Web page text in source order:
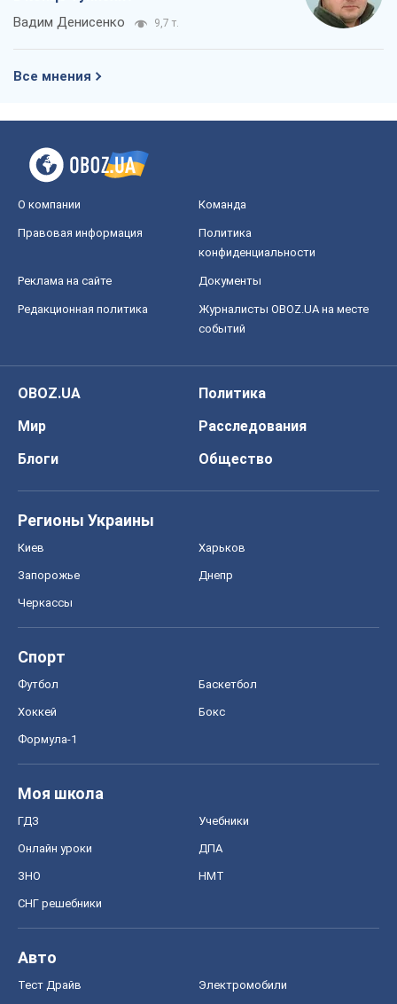
Вадим Денисенко 9,7 т.
Все мнения
О компании Команда
Правовая информация
Политика
конфиденциальности
Реклама на сайте Документы
Редакционная политика
Журналисты OBOZ.UA на месте
событий
OBOZ.UA
Политика
Мир
Расследования
Блоги
Общество
Регионы Украины
Киев Харьков
Запорожье Днепр
Черкассы
Спорт
Футбол Баскетбол
Хоккей Бокс
Формула-1
Моя школа
ГДЗ Учебники
Онлайн уроки ДПА
ЗНО НМТ
СНГ решебники
Авто
Тест Драйв Электромобили